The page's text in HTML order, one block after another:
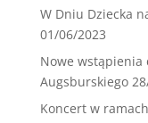
W Dniu Dziecka
01/06/2023
Nowe wstąpienia
Augsburskiego
Koncert w